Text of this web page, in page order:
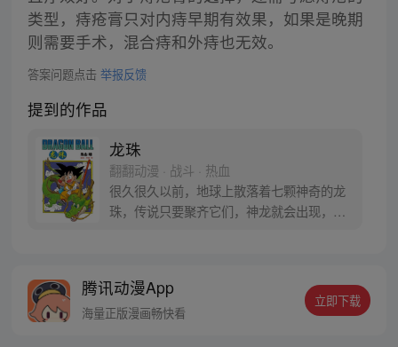
类型，痔疮膏只对内痔早期有效果，如果是晚期
则需要手术，混合痔和外痔也无效。
答案问题点击 举报反馈
提到的作品
龙珠
翻翻动漫 · 战斗 · 热血
很久很久以前，地球上散落着七颗神奇的龙
珠，传说只要聚齐它们，神龙就会出现，并
腾讯动漫App
海量正版漫画畅快看
立即下载